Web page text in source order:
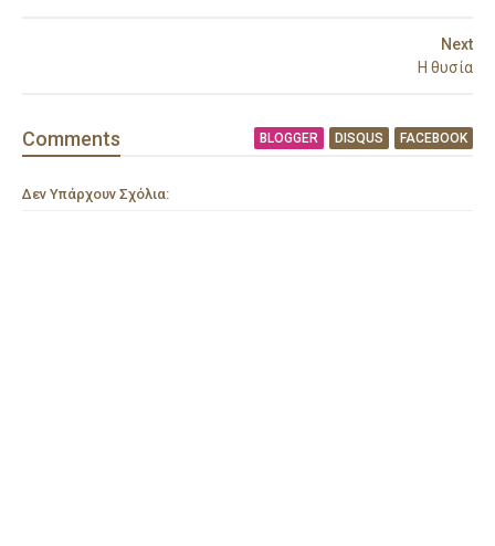
Next
Η θυσία
Comments BLOGGER DISQUS FACEBOOK
Δεν Υπάρχουν Σχόλια: